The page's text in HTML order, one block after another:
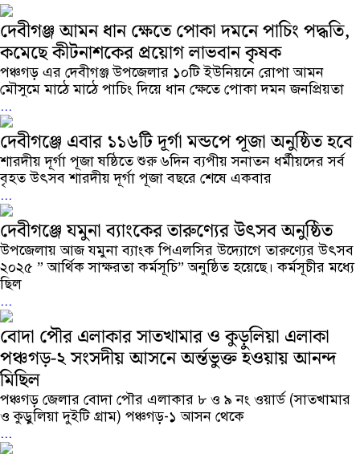
দেবীগঞ্জ আমন ধান ক্ষেতে পোকা দমনে পাচিং পদ্ধতি,
কমেছে কীটনাশকের প্রয়োগ লাভবান কৃষক
পঞ্চগড় এর দেবীগঞ্জ উপজেলার ১০টি ইউনিয়নে রোপা আমন
মৌসুমে মাঠে মাঠে পাচিং দিয়ে ধান ক্ষেতে পোকা দমন জনপ্রিয়তা
...
দেবীগঞ্জে এবার ১১৬টি দূর্গা মন্ডপে পূজা অনুষ্ঠিত হবে
শারদীয় দূর্গা পূজা ষষ্ঠিতে শুরু ৬দিন ব্যপীয় সনাতন ধর্মীয়দের সর্ব
বৃহত উৎসব শারদীয় দূর্গা পূজা বছরে শেষে একবার
...
দেবীগঞ্জে যমুনা ব্যাংকের তারুণ্যের উৎসব অনুষ্ঠিত
উপজেলায় আজ যমুনা ব্যাংক পিএলসির উদ্যোগে তারুণ্যের উৎসব
২০২৫ ” আর্থিক সাক্ষরতা কর্মসূচি” অনুষ্ঠিত হয়েছে। কর্মসূচীর মধ্যে
ছিল
...
বোদা পৌর এলাকার সাতখামার ও কুড়ুলিয়া এলাকা
পঞ্চগড়-২ সংসদীয় আসনে অর্ন্তভুক্ত হওয়ায় আনন্দ
মিছিল
পঞ্চগড় জেলার বোদা পৌর এলাকার ৮ ও ৯ নং ওয়ার্ড (সাতখামার
ও কুড়ুলিয়া দুইটি গ্রাম) পঞ্চগড়-১ আসন থেকে
...